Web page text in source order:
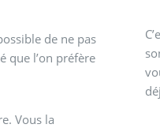
de ne pas
que l’on préfère
Vous la